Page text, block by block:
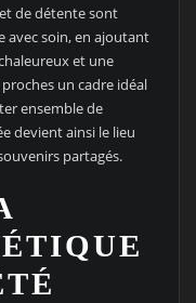
de détente sont
avec soin, en ajoutant
et une
un cadre idéal
ensemble de
devient ainsi le lieu
partagés.